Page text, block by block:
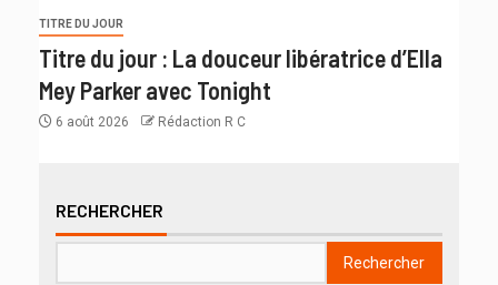
TITRE DU JOUR
Titre du jour : La douceur libératrice d’Ella
Mey Parker avec Tonight
6 août 2026 Rédaction R C
RECHERCHER
Rechercher